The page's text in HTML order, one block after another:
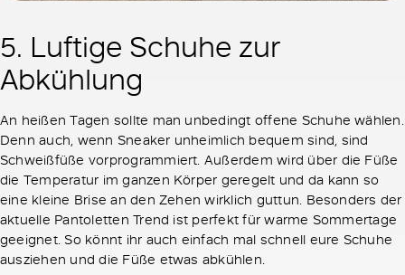
5. Luftige Schuhe zur
Abkühlung
An heißen Tagen sollte man unbedingt offene Schuhe wählen.
Denn auch, wenn Sneaker unheimlich bequem sind, sind
Schweißfüße vorprogrammiert. Außerdem wird über die Füße
die Temperatur im ganzen Körper geregelt und da kann so
eine kleine Brise an den Zehen wirklich guttun. Besonders der
aktuelle Pantoletten Trend ist perfekt für warme Sommertage
geeignet. So könnt ihr auch einfach mal schnell eure Schuhe
ausziehen und die Füße etwas abkühlen.